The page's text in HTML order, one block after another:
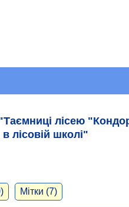
лісею
лісовій школі"
Мітки (7)